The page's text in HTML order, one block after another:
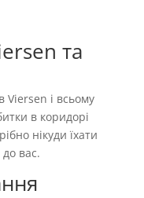
та
Viersen і всьому
в коридорі
нікуди їхати
вас.